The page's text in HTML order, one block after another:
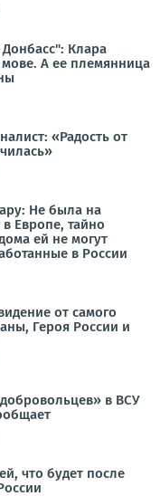
Клара
А ее племянница
«Радость от
Не была на
Европе, тайно
ей не могут
в России
от самого
Героя России и
в ВСУ
что будет после